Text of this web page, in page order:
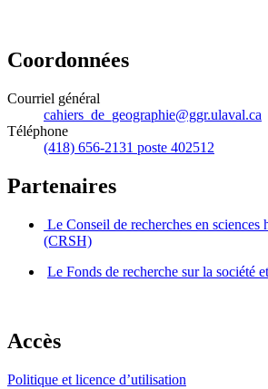
Coordonnées
Courriel général
cahiers_de_geographie@ggr.ulaval.ca
Téléphone
(418) 656-2131 poste 402512
Partenaires
Le Conseil de recherches en sciences
(CRSH)
Le Fonds de recherche sur la société
Accès
Politique et licence d’utilisation